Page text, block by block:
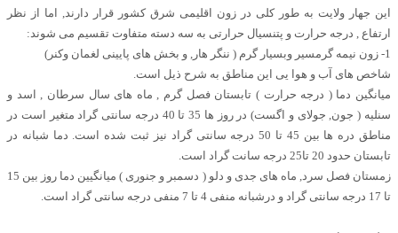
این جهار ولایت به طور کلی در زون اقلیمی شرق کشور قرار دارند, اما از نظر
ارتفاع , درجه حرارت و پتنسیال حرارتی به سه دسته متفاوت تقسیم می شوند:
1- زون نیمه گرمسیر وبسیار گرم ( ننگر هار, و بخش های پایینی لغمان وکنر)
شاخص های آب و هوا یی این مناطق به شرح ذیل است.
میانگین دما ( درجه حرارت ) تابستان فصل گرم , ماه های سال سرطان , اسد و
سنلیه ( جون, جولای و اگست) در روز ها 35 تا 40 درجه سانتی گراد متغیر است در
مناطق دره ها بین 45 تا 50 درجه سانتی گراد نیز ثبت شده است. دما شبانه در
تابستان حدود 20 تا25 درجه سانت گراد است.
زمستان فصل سرد, ماه های جدی و دلو ( دسمبر و جنوری ) میانگیین دما روز بین 15
تا 17 درجه سانتی گراد و درشبانه منفی 4 تا 7 منفی درجه سانتی گراد است.